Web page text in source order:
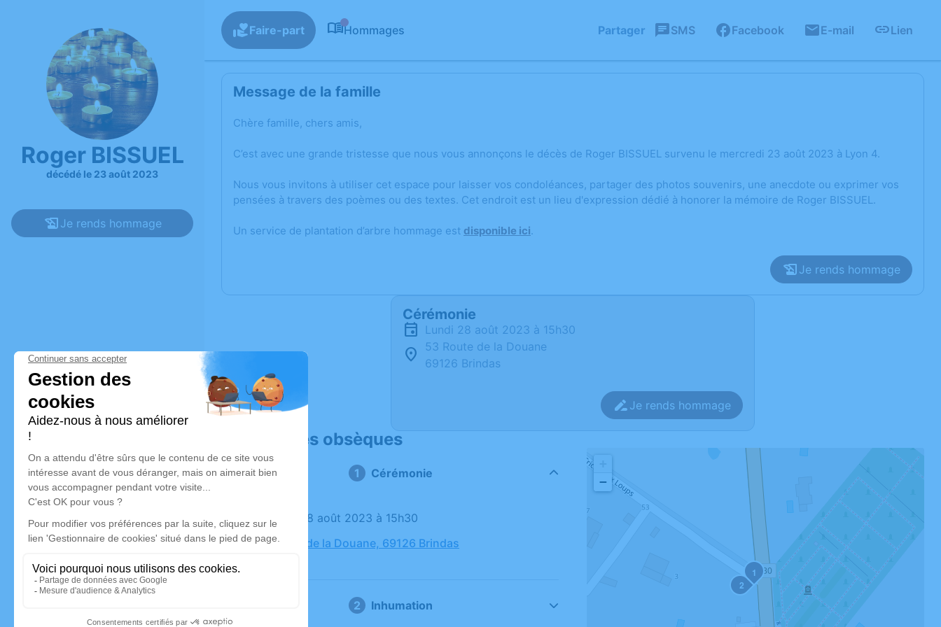
Roger BISSUEL
décédé le 23 août 2023
Je rends hommage
Faire-part Hommages Partager SMS Facebook E-mail Lien
Message de la famille
Chère famille, chers amis,
C’est avec une grande tristesse que nous vous annonçons le décès de Roger BISSUEL survenu le mercredi 23 août 2023 à Lyon 4.
Nous vous invitons à utiliser cet espace pour laisser vos condoléances, partager des photos souvenirs, une anecdote ou exprimer vos
pensées à travers des poèmes ou des textes. Cet endroit est un lieu d'expression dédié à honorer la mémoire de Roger BISSUEL.
Un service de plantation d’arbre hommage est disponible ici.
Je rends hommage
Cérémonie
lundi 28 août 2023 à 15h30
53 Route de la Douane
69126 Brindas
Je rends hommage
Déroulé des obsèques
Cérémonie
Le lundi 28 août 2023 à 15h30
53 Route de la Douane, 69126 Brindas
Inhumation
1
2
−